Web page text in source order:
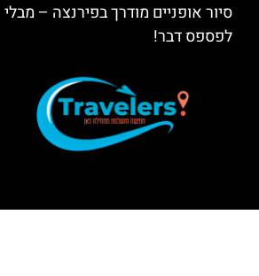
סיור אופניים מודרך בפירנצה – מבלי
לפספס דבר!